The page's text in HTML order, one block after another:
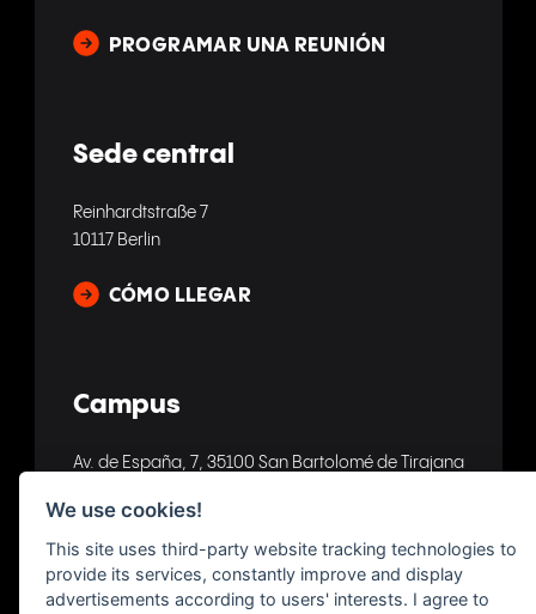
PROGRAMAR UNA REUNIÓN
Sede central
Reinhardtstraße 7
10117 Berlin
CÓMO LLEGAR
Campus
Av. de España, 7, 35100 San Bartolomé de Tirajana
CÓMO LLEGAR
We use cookies!
This site uses third-party website tracking technologies to
provide its services, constantly improve and display
advertisements according to users' interests. I agree to